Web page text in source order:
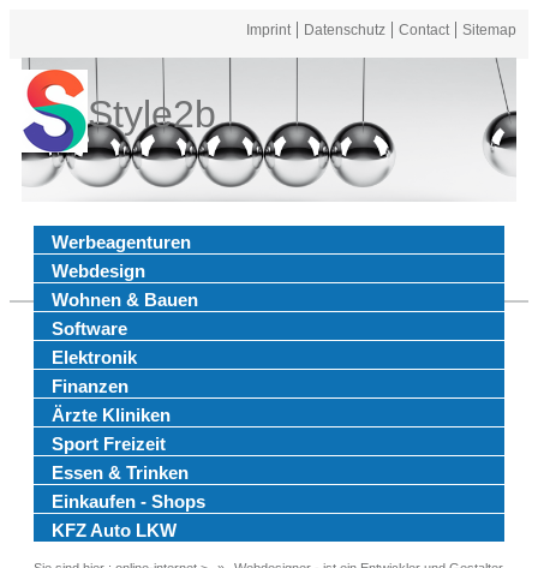
Imprint Datenschutz Contact Sitemap
Style2b
Werbeagenturen
Webdesign
Wohnen & Bauen
Software
Elektronik
Finanzen
Ärzte Kliniken
Sport Freizeit
Essen & Trinken
Einkaufen - Shops
KFZ Auto LKW